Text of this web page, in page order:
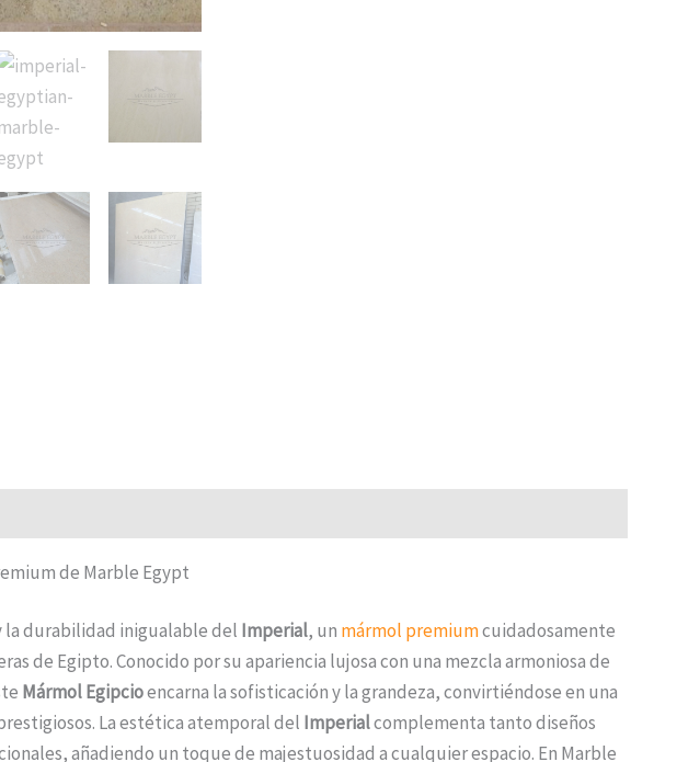
de Marble Egypt
la durabilidad inigualable del Imperial, un mármol premiumcuidadosamente
de Egipto. Conocido por su apariencia lujosa con una mezcla armoniosa de
Mármol Egipcioencarna la sofisticación y la grandeza, convirtiéndose en una
La estética atemporal del Imperialcomplementa tanto diseños
añadiendo un toque de majestuosidad a cualquier espacio. En Marble